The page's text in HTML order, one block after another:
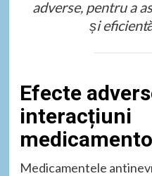
adverse, pentru a
și
Efecte
interacțiuni
Medicamentele